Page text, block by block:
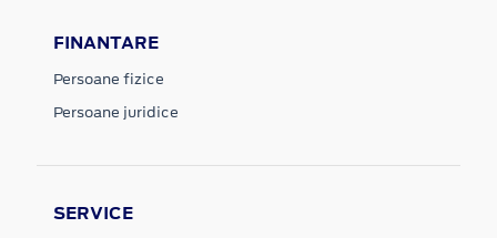
FINANTARE
Persoane fizice
Persoane juridice
SERVICE